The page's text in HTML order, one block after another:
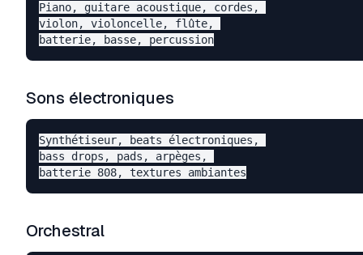
Piano, guitare acoustique, cordes,
violon, violoncelle, flûte,
Sons électroniques
Synthétiseur, beats électroniques,
bass drops, pads, arpèges,
Orchestral